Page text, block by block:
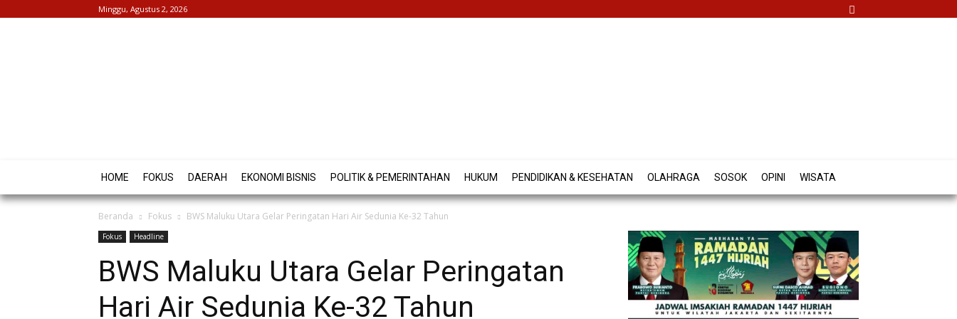
Minggu, Agustus 2, 2026
HOME FOKUS DAERAH EKONOMI BISNIS POLITIK & PEMERINTAHAN HUKUM PENDIDIKAN & KESEHATAN OLAHRAGA SOSOK OPINI WISATA
Beranda Fokus BWS Maluku Utara Gelar Peringatan Hari Air Sedunia Ke-32 Tahun
Fokus Headline
BWS Maluku Utara Gelar Peringatan
Hari Air Sedunia Ke-32 Tahun